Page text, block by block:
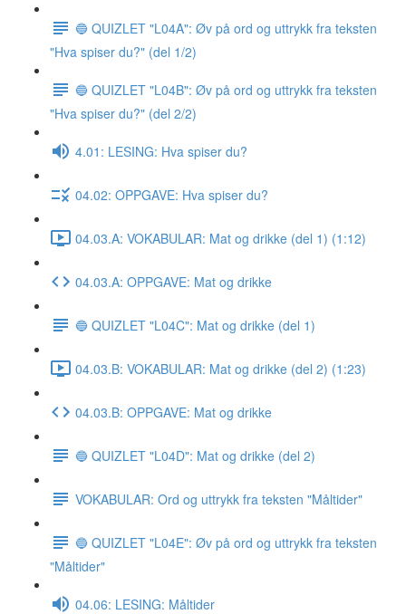
🔵 QUIZLET "L04A": Øv på ord og uttrykk fra teksten
"Hva spiser du?" (del 1/2)
🔵 QUIZLET "L04B": Øv på ord og uttrykk fra teksten
"Hva spiser du?" (del 2/2)
4.01: LESING: Hva spiser du?
04.02: OPPGAVE: Hva spiser du?
04.03.A: VOKABULAR: Mat og drikke (del 1) (1:12)
04.03.A: OPPGAVE: Mat og drikke
🔵 QUIZLET "L04C": Mat og drikke (del 1)
04.03.B: VOKABULAR: Mat og drikke (del 2) (1:23)
04.03.B: OPPGAVE: Mat og drikke
🔵 QUIZLET "L04D": Mat og drikke (del 2)
VOKABULAR: Ord og uttrykk fra teksten "Måltider"
🔵 QUIZLET "L04E": Øv på ord og uttrykk fra teksten
"Måltider"
04.06: LESING: Måltider